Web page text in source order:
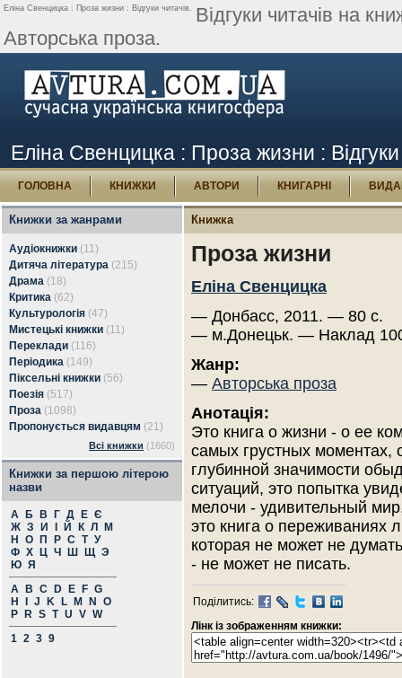
Еліна Свенцицка : Проза жизни : Відгуки читачів. Відгуки читачів на
Авторська проза.
Еліна Свенцицка : Проза жизни : Відгуки
ГОЛОВНА КНИЖКИ АВТОРИ КНИГАРНІ
Книжки за жанрами
Аудіокнижки (11)
Дитяча література (215)
Драма (18)
Критика (62)
Культурологія (47)
Мистецькі книжки (11)
Переклади (116)
Періодика (149)
Піксельні книжки (56)
Поезія (517)
Проза (1098)
Пропонується видавцям (21)
Всі книжки (1660)
Книжки за першою літерою
назви
А Б В Г Д Е Є
Ж З И Й К Л
М
Н
О П Р С Т У
Ф Х Ц Ч Ш Щ Э
Ю Я
A
B C D E F G
H
J K L M N
O
P
R S T U V W
1 2 3 9
Книжка
Проза жизни
Еліна Свенцицка
— Донбасс, 2011. — 80 с.
— м.Донецьк. — Наклад
Жанр:
— Авторська проза
Анотація:
Это книга о жизни - о ее
самых грустных моментах,
глубинной значимости
ситуаций, это попытка
мелочи - удивительный
это книга о переживаниях
которая не может не
- не может не писать.
Поділитись:
Лінк із зображенням книжки: